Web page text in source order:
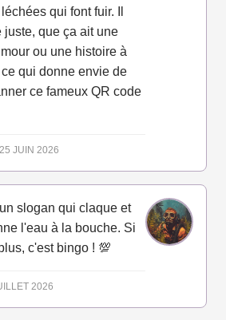
qui font fuir. Il
juste, que ça ait une
ou une histoire à
qui donne envie de
ce fameux QR code
JUIN 2026
slogan qui claque et
l'eau à la bouche. Si
c'est bingo ! 💯
2026